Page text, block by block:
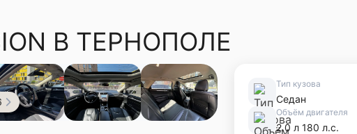
В ТЕРНОПОЛЕ
Тип кузова
Седан
Объём двигателя
2.0 л 180 л.с.